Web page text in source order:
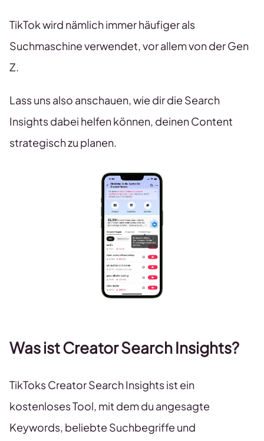
TikTok wird nämlich immer häufiger als
Suchmaschine verwendet, vor allem von der Gen
Z.
Lass uns also anschauen, wie dir die Search
Insights dabei helfen können, deinen Content
strategisch zu planen.
Was ist Creator Search Insights?
TikToks Creator Search Insights ist ein
kostenloses Tool, mit dem du angesagte
Keywords, beliebte Suchbegriffe und